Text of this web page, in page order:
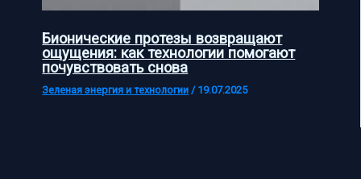
Бионические протезы возвращают
ощущения: как технологии помогают
почувствовать снова
Зеленая энергия и технологии / 19.07.2025